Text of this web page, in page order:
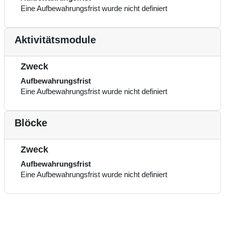
Eine Aufbewahrungsfrist wurde nicht definiert
Aktivitätsmodule
Zweck
Aufbewahrungsfrist
Eine Aufbewahrungsfrist wurde nicht definiert
Blöcke
Zweck
Aufbewahrungsfrist
Eine Aufbewahrungsfrist wurde nicht definiert